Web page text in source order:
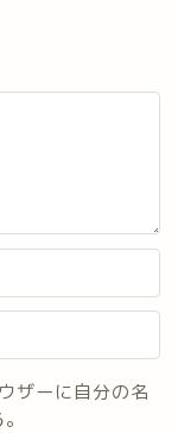
ザーに自分の名